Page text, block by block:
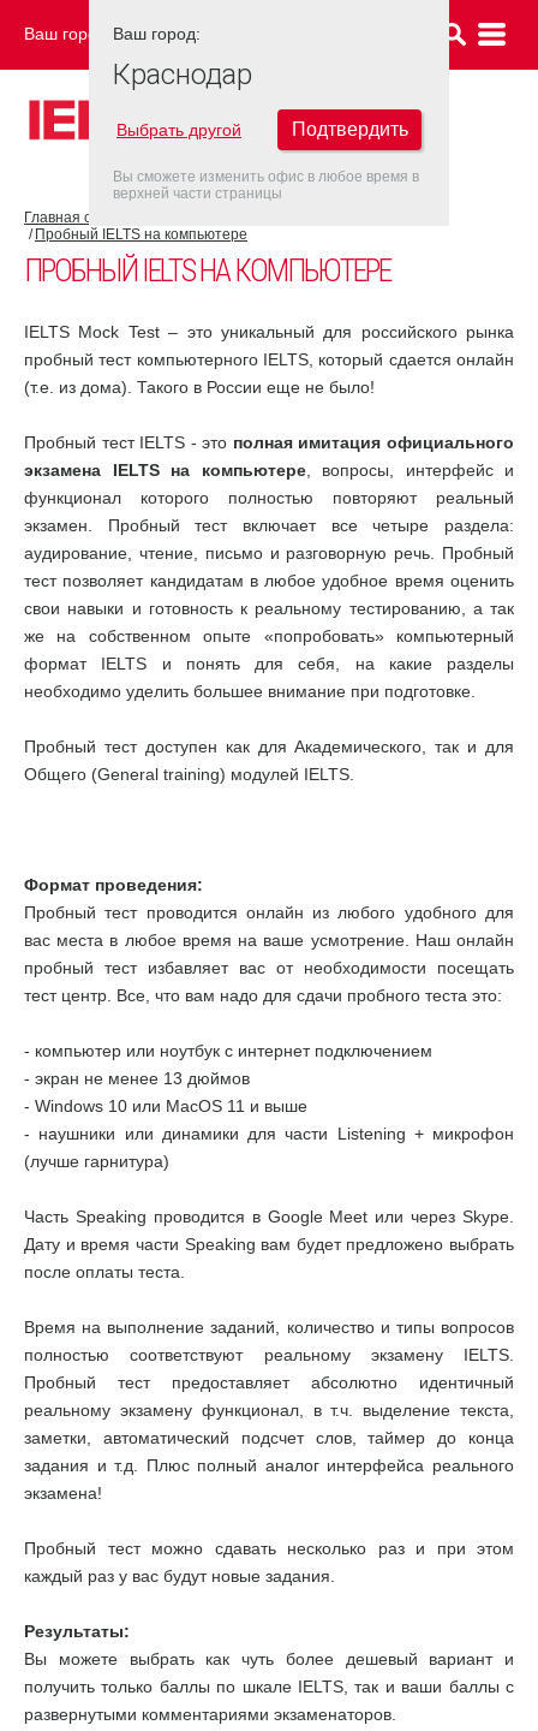
Ваш город: КРАСНОДАР
Главная страница
Пробный IELTS на компьютере
ПРОБНЫЙ IELTS НА КОМПЬЮТЕРЕ
IELTS Mock Test – это уникальный для российского рынка
пробный тест компьютерного IELTS, который сдается онлайн
(т.е. из дома). Такого в России еще не было!
Пробный тест IELTS - это полная имитация официального
экзамена IELTS на компьютере, вопросы, интерфейс и
функционал которого полностью повторяют реальный
экзамен. Пробный тест включает все четыре раздела:
аудирование, чтение, письмо и разговорную речь. Пробный
тест позволяет кандидатам в любое удобное время оценить
свои навыки и готовность к реальному тестированию, а так
же на собственном опыте «попробовать» компьютерный
формат IELTS и понять для себя, на какие разделы
необходимо уделить большее внимание при подготовке.
Пробный тест доступен как для Академического, так и для
Общего (General training) модулей IELTS.
Формат проведения:
Пробный тест проводится онлайн из любого удобного для
вас места в любое время на ваше усмотрение. Наш онлайн
пробный тест избавляет вас от необходимости посещать
тест центр. Все, что вам надо для сдачи пробного теста это:
- компьютер или ноутбук с интернет подключением
- экран не менее 13 дюймов
- Windows 10 или MacOS 11 и выше
- наушники или динамики для части Listening + микрофон
(лучше гарнитура)
Часть Speaking проводится в Google Meet или через Skype.
Дату и время части Speaking вам будет предложено выбрать
после оплаты теста.
Время на выполнение заданий, количество и типы вопросов
полностью соответствуют реальному экзамену IELTS.
Пробный тест предоставляет абсолютно идентичный
реальному экзамену функционал, в т.ч. выделение текста,
заметки, автоматический подсчет слов, таймер до конца
задания и т.д. Плюс полный аналог интерфейса реального
экзамена!
Пробный тест можно сдавать несколько раз и при этом
каждый раз у вас будут новые задания.
Результаты:
Вы можете выбрать как чуть более дешевый вариант и
получить только баллы по шкале IELTS, так и ваши баллы с
развернутыми комментариями экзаменаторов.
Ваш город:
Краснодар
Выбрать другой Подтвердить
Вы сможете изменить офис в любое время в
верхней части страницы